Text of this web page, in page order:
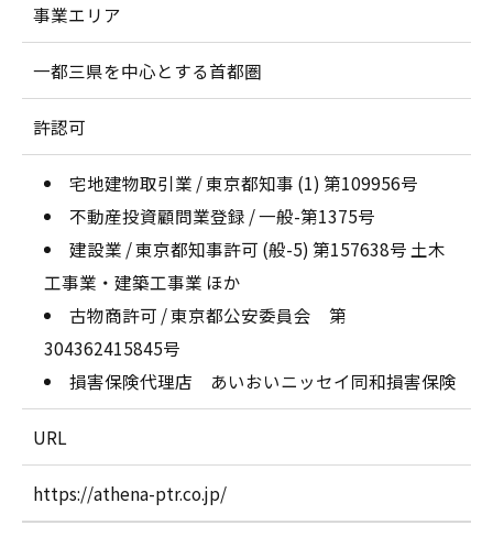
事業エリア
一都三県を中心とする首都圏
許認可
宅地建物取引業 / 東京都知事 (1) 第109956号
不動産投資顧問業登録 / 一般-第1375号
建設業 / 東京都知事許可 (般-5) 第157638号 土木
工事業・建築工事業 ほか
古物商許可 / 東京都公安委員会 第
304362415845号
損害保険代理店 あいおいニッセイ同和損害保険
URL
https://athena-ptr.co.jp/